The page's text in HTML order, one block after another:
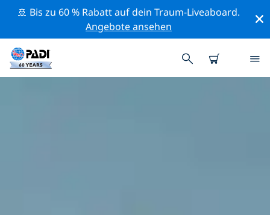
🚢 Bis zu 60 % Rabatt auf dein Traum-Liveaboard.
Angebote ansehen